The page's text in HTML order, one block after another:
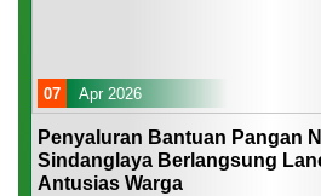
07 Apr 2026
Penyaluran Bantuan Pangan
Sindanglaya Berlangsung
Antusias Warga